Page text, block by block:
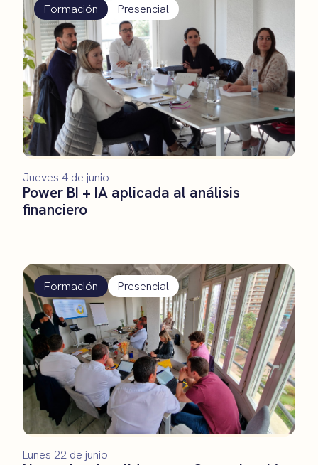
Formación Presencial
Power BI + IA aplicada al análisis
financiero
Jueves 4 de junio
Formación Presencial
Lunes 22 de junio